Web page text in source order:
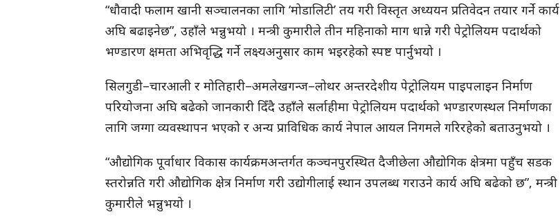
“धौवादी फलाम खानी सञ्चालनका लागि ‘मोडालिटी’ तय गरी विस्तृत अध्ययन प्रतिवेदन तयार गर्ने कार्य
अघि बढाइनेछ”, उहाँले भन्नुभयो । मन्त्री कुमारीले तीन महिनाको माग धान्ने गरी पेट्रोलियम पदार्थको
भण्डारण क्षमता अभिवृद्धि गर्ने लक्ष्यअनुसार काम भइरहेको स्पष्ट पार्नुभयो ।
सिलगुडी–चारआली र मोतिहारी–अमलेखगन्ज–लोथर अन्तरदेशीय पेट्रोलियम पाइपलाइन निर्माण
परियोजना अघि बढेको जानकारी दिँदै उहाँले सर्लाहीमा पेट्रोलियम पदार्थको भण्डारणस्थल निर्माणका
लागि जग्गा व्यवस्थापन भएको र अन्य प्राविधिक कार्य नेपाल आयल निगमले गरिरहेको बताउनुभयो ।
“औद्योगिक पूर्वाधार विकास कार्यक्रमअन्तर्गत कञ्चनपुरस्थित दैजीछेला औद्योगिक क्षेत्रमा पहुँच सडक
स्तरोन्नति गरी औद्योगिक क्षेत्र निर्माण गरी उद्योगीलाई स्थान उपलब्ध गराउने कार्य अघि बढेको छ”, मन्त्री
कुमारीले भन्नुभयो ।